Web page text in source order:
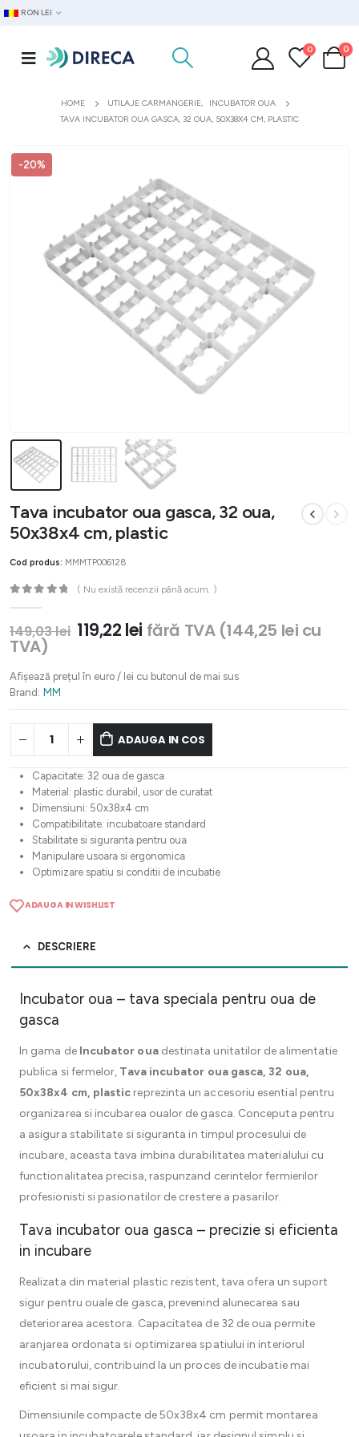
RON LEI
0 0
HOME UTILAJE CARMANGERIE,
INCUBATOR OUA
TAVA INCUBATOR OUA GASCA, 32 OUA, 50X38X4 CM, PLASTIC
-20%
Tava incubator oua gasca, 32 oua,
50x38x4 cm, plastic
Cod produs: MMMTP006128
( Nu există recenzii până acum. )
149,03lei Prețul
inițial
fost:
119,22 lei Prețul
119,22 lei.
fără TVA (144,25 lei cu
TVA)
Afișează prețul în euro / lei cu butonul de mai sus
Brand: MM
ADAUGA IN COS
Capacitate: 32 oua de gasca
Material: plastic durabil, usor de curatat
Dimensiuni: 50x38x4 cm
Compatibilitate: incubatoare standard
Stabilitate si siguranta pentru oua
Manipulare usoara si ergonomica
Optimizare spatiu si conditii de incubatie
ADAUGA IN WISHLIST
DESCRIERE
Incubator oua – tava speciala pentru oua de
gasca
In gama de Incubator ouadestinata unitatilor de alimentatie
publica si fermelor, Tava incubator oua gasca, 32 oua,
50x38x4 cm, plastic reprezinta un accesoriu esential pentru
organizarea si incubarea oualor de gasca. Conceputa pentru
a asigura stabilitate si siguranta in timpul procesului de
incubare, aceasta tava imbina durabilitatea materialului cu
functionalitatea precisa, raspunzand cerintelor fermierilor
profesionisti si pasionatilor de crestere a pasarilor.
Tava incubator oua gasca – precizie si eficienta
in incubare
Realizata din material plastic rezistent, tava ofera un suport
sigur pentru ouale de gasca, prevenind alunecarea sau
deteriorarea acestora. Capacitatea de 32 de oua permite
aranjarea ordonata si optimizarea spatiului in interiorul
incubatorului, contribuind la un proces de incubatie mai
eficient si mai sigur.
Dimensiunile compacte de 50x38x4 cm permit montarea